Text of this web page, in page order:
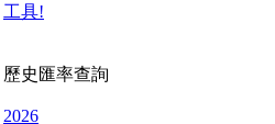
工具!
歷史匯率查詢
2026